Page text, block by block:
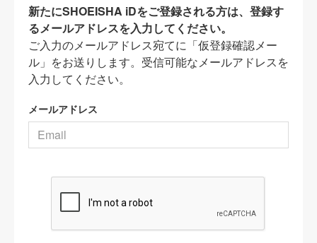
新たにSHOEISHA iDをご登録される方は、登録す
るメールアドレスを入力してください。
ご入力のメールアドレス宛てに「仮登録確認メー
ル」をお送りします。受信可能なメールアドレスを
入力してください。
メールアドレス